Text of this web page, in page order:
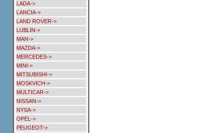
LADA->
LANCIA->
LAND ROVER->
LUBLIN->
MAN->
MAZDA->
MERCEDES->
MINI->
MITSUBISHI->
MOSKVICH->
MULTICAR->
NISSAN->
NYSA->
OPEL->
PEUGEOT->